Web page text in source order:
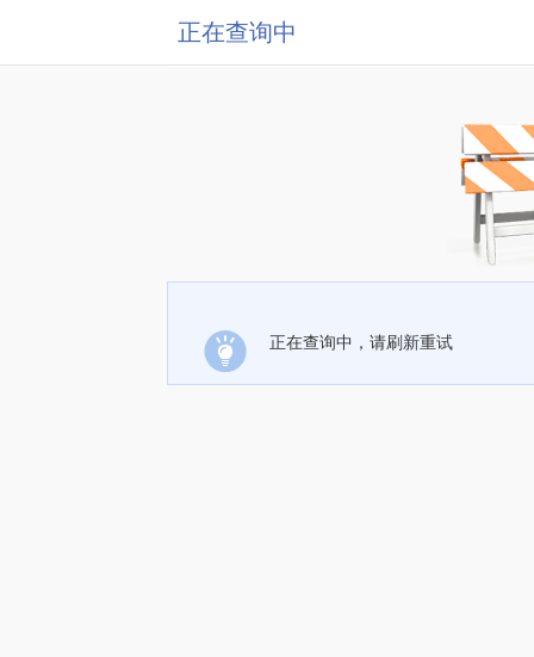
正在查询中
正在查询中，请刷新重试